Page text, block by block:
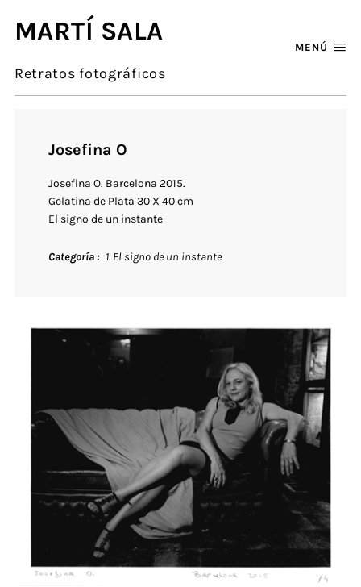
MARTÍ SALA
Retratos fotográficos
MENÚ
Josefina O
Josefina O. Barcelona 2015.
Gelatina de Plata 30 X 40 cm
El signo de un instante
Categoría 1. El signo de un instante